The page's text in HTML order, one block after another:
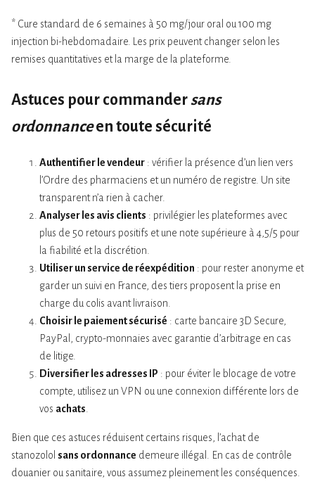
* Cure standard de 6 semaines à 50 mg/jour oral ou 100 mg
injection bi-hebdomadaire. Les prix peuvent changer selon les
remises quantitatives et la marge de la plateforme.
Astuces pour commander sans
ordonnanceen toute sécurité
Authentifier le vendeur : vérifier la présence d’un lien vers
l’Ordre des pharmaciens et un numéro de registre. Un site
transparent n’a rien à cacher.
Analyser les avis clients : privilégier les plateformes avec
plus de 50 retours positifs et une note supérieure à 4,5/5 pour
la fiabilité et la discrétion.
Utiliser un service de réexpédition : pour rester anonyme et
garder un suivi en France, des tiers proposent la prise en
charge du colis avant livraison.
Choisir le paiement sécurisé : carte bancaire 3D Secure,
PayPal, crypto-monnaies avec garantie d’arbitrage en cas
de litige.
Diversifier les adresses IP : pour éviter le blocage de votre
compte, utilisez un VPN ou une connexion différente lors de
vos achats
Bien que ces astuces réduisent certains risques, l’achat de
stanozolol sans ordonnance demeure illégal. En cas de contrôle
douanier ou sanitaire, vous assumez pleinement les conséquences.